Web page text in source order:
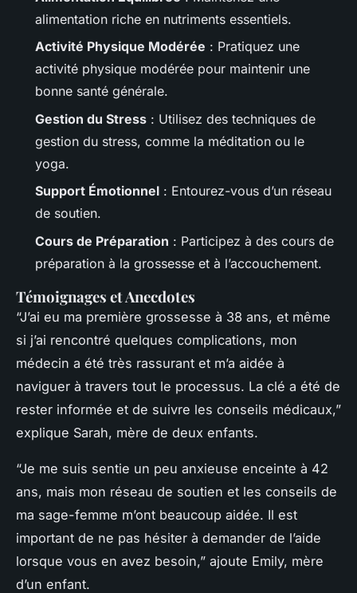
alimentation riche en nutriments essentiels.
Activité Physique Modérée : Pratiquez une
activité physique modérée pour maintenir une
bonne santé générale.
Gestion du Stress : Utilisez des techniques de
gestion du stress, comme la méditation ou le
yoga.
Support Émotionnel : Entourez-vous d’un réseau
de soutien.
Cours de Préparation : Participez à des cours de
préparation à la grossesse et à l’accouchement.
Témoignages et Anecdotes
“J’ai eu ma première grossesse à 38 ans, et même
si j’ai rencontré quelques complications, mon
médecin a été très rassurant et m’a aidée à
naviguer à travers tout le processus. La clé a été de
rester informée et de suivre les conseils médicaux,”
explique Sarah, mère de deux enfants.
“Je me suis sentie un peu anxieuse enceinte à 42
ans, mais mon réseau de soutien et les conseils de
ma sage-femme m’ont beaucoup aidée. Il est
important de ne pas hésiter à demander de l’aide
lorsque vous en avez besoin,” ajoute Emily, mère
d’un enfant.